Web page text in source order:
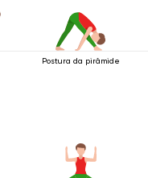
Postura da pirâmide